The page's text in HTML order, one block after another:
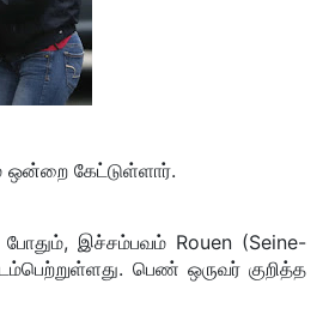
ஒன்றை கேட்டுள்ளார்.
இச்சம்பவம் Rouen (Seine-
பெண் ஒருவர் குறித்த